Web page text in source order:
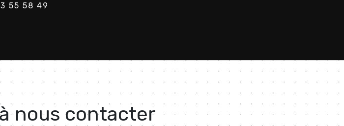
55 58 49
nous contacter